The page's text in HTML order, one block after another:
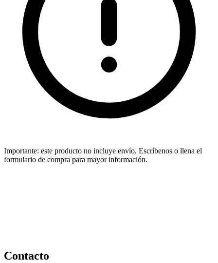
Importante: este producto no incluye envío. Escríbenos o llena el
formulario de compra para mayor información.
Contacto